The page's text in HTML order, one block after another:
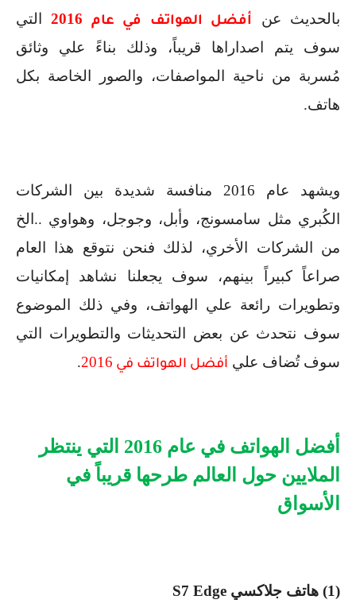
بالحديث عن
أفضل الهواتف في عام 2016التي
سوف يتم اصداراها قريباً، وذلك بناءً علي وثائق
مُسربة من ناحية المواصفات، والصور الخاصة بكل
هاتف.
ويشهد عام 2016 منافسة شديدة بين الشركات
الكُبري مثل سامسونج، وأبل، وجوجل، وهواوي ..الخ
من الشركات الأخري، لذلك فنحن نتوقع هذا العام
صراعاً كبيراً بينهم، سوف يجعلنا نشاهد إمكانيات
وتطويرات رائعة علي الهواتف، وفي ذلك الموضوع
سوف نتحدث عن بعض التحديثات والتطويرات التي
سوف تُضاف علي أفضل الهواتف في 2016
.
أفضل الهواتف في عام 2016 التي ينتظر
الملايين حول العالم طرحها قريباً في
الأسواق
(
1) هاتف جلاكسي S7 Edge